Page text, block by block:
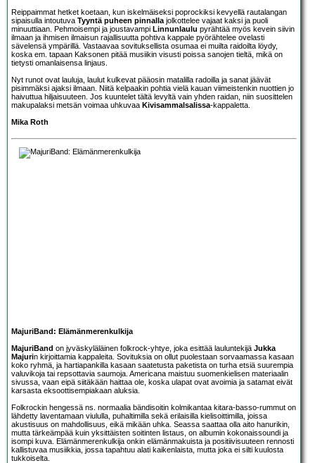
Reippaimmat hetket koetaan, kun iskelmäiseksi poprockiksi kevyellä rautalangan
sipaisulla intoutuva Tyyntä puheen pinnalla jolkottelee vajaat kaksi ja puoli
minuuttiaan. Pehmoisempi ja joustavampi Linnunlaulu pyrähtää myös kevein siivin
ilmaan ja ihmisen ilmaisun rajallisuutta pohtiva kappale pyörähtelee ovelasti
sävelensä ympärillä. Vastaavaa sovituksellista osumaa ei muilta raidoilta löydy,
koska em. tapaan Kaksonen pitää musiikin visusti poissa sanojen tieltä, mikä on
tietysti omanlaisensa linjaus.
Nyt runot ovat lauluja, laulut kulkevat pääosin matalilla radoilla ja sanat jäävät
pisimmäksi ajaksi ilmaan. Niitä kelpaakin pohtia vielä kauan viimeistenkin nuottien jo
haivuttua hiljaisuuteen. Jos kuuntelet tältä levyltä vain yhden raidan, niin suosittelen
makupalaksi metsän voimaa uhkuvaa Kivisammalsalissa-kappaletta.
Mika Roth
MajuriBand: Elämänmerenkulkija
MajuriBand on jyväskyläläinen folkrock-yhtye, joka esittää lauluntekijä Jukka
Majurin kirjoittamia kappaleita. Sovituksia on ollut puolestaan sorvaamassa kasaan
koko ryhmä, ja hartiapankilla kasaan saatetusta paketista on turha etsiä suurempia
valuvikoja tai repsottavia saumoja. Americana maistuu suomenkielisen materiaalin
sivussa, vaan eipä siitäkään haittaa ole, koska ulapat ovat avoimia ja satamat eivät
karsasta eksoottisempiakaan aluksia.
Folkrockin hengessä ns. normaalia bändisoitin kolmikantaa kitara-basso-rummut on
lähdetty laventamaan viululla, puhaltimilla sekä erilaisilla kielisoittimilla, joissa
akustisuus on mahdollisuus, eikä mikään uhka. Seassa saattaa olla aito hanurikin,
mutta tärkeämpää kuin yksittäisten soitinten listaus, on albumin kokonaissoundi ja
isompi kuva. Elämänmerenkulkija onkin elämänmakuista ja positiivisuuteen rennosti
kallistuvaa musiikkia, jossa tapahtuu alati kaikenlaista, mutta joka ei silti kuulosta
tukkoiselta.